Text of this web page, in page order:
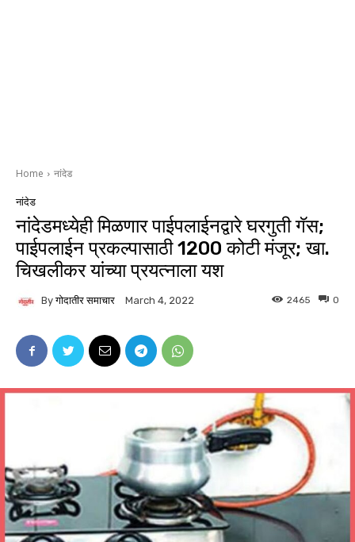
Home नांदेड
नांदेड
नांदेडमध्येही मिळणार पाईपलाईनद्वारे घरगुती गॅस;
पाईपलाईन प्रकल्पासाठी 1200 कोटी मंजूर; खा.
चिखलीकर यांच्या प्रयत्नाला यश
By गोदातीर समाचार March 4, 2022 0
2465